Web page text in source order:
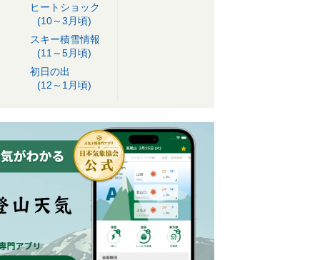
ヒートショック
(10～3月頃)
スキー積雪情報
(11～5月頃)
初日の出
(12～1月頃)